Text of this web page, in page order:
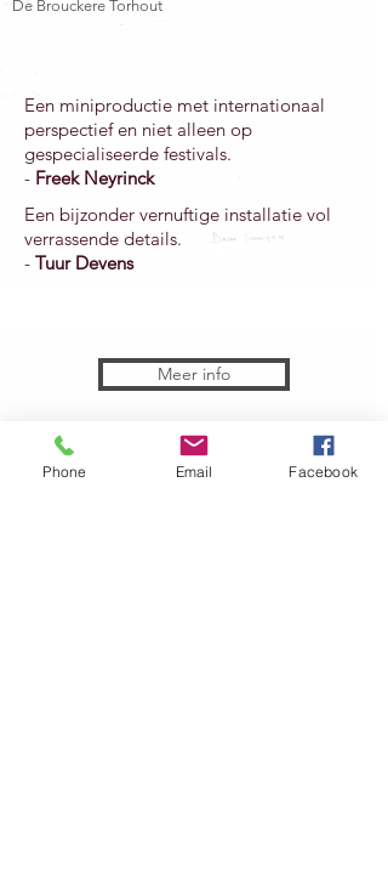
Meer info
De Brouckere Torhout
Een miniproductie met internationaal
perspectief en niet alleen op
gespecialiseerde festivals.
- Freek Neyrinck
Een bijzonder vernuftige installatie vol
verrassende details.
- Tuur Devens
Phone Email Facebook